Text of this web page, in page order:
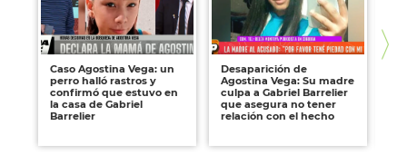
Caso Agostina Vega: un
perro halló rastros y
confirmó que estuvo en
la casa de Gabriel
Barrelier
Desaparición de
Agostina Vega: Su madre
culpa a Gabriel Barrelier
que asegura no tener
relación con el hecho